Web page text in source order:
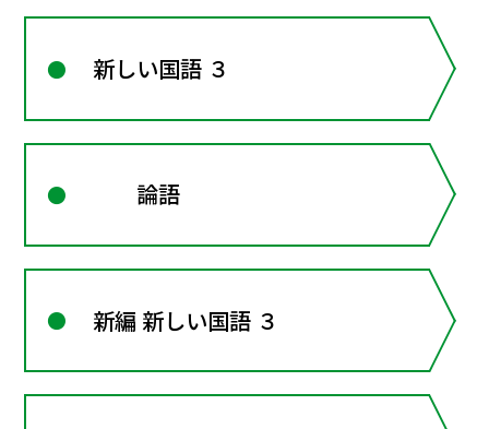
新しい国語 ３
論語
新編 新しい国語 ３